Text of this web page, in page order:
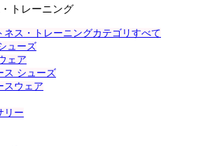
トレーニング
ネス・トレーニングカテゴリすべて
ューズ
ェア
ス シューズ
スウェア
リー